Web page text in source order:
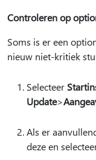
Controleren op
Soms is er een
nieuw niet-kritiek
Selecteer
Update>
Als er
deze en